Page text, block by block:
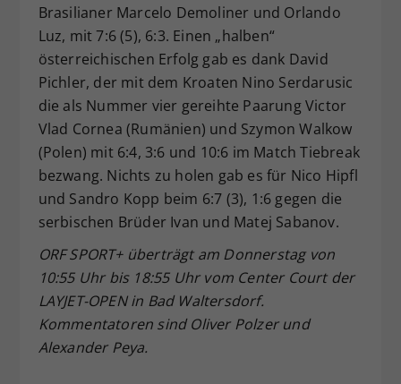
Brasilianer Marcelo Demoliner und Orlando
Luz, mit 7:6 (5), 6:3. Einen „halben“
österreichischen Erfolg gab es dank David
Pichler, der mit dem Kroaten Nino Serdarusic
die als Nummer vier gereihte Paarung Victor
Vlad Cornea (Rumänien) und Szymon Walkow
(Polen) mit 6:4, 3:6 und 10:6 im Match Tiebreak
bezwang. Nichts zu holen gab es für Nico Hipfl
und Sandro Kopp beim 6:7 (3), 1:6 gegen die
serbischen Brüder Ivan und Matej Sabanov.
ORF SPORT+ überträgt am Donnerstag von
10:55 Uhr bis 18:55 Uhr vom Center Court der
LAYJET-OPEN in Bad Waltersdorf.
Kommentatoren sind Oliver Polzer und
Alexander Peya.